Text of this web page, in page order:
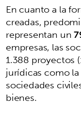
En cuanto a la
creadas,
representan un
empresas, las
1.388 proyectos
jurídicas como
sociedades
bienes.